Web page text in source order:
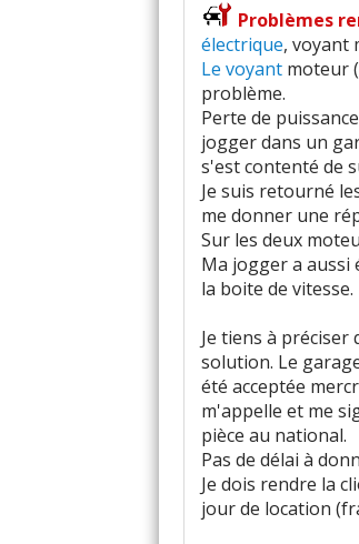
Problèmes
électrique, voyant
Le voyant moteur
problème.
Perte de
jogger dans un
s'est contenté de
Je suis retourné
me donner une
Sur les deux
Ma jogger a aussi
la boite de vitesse.
Je tiens à
solution. Le
été acceptée
m'appelle et me
pièce au national.
Pas de délai à
Je dois rendre la
jour de location